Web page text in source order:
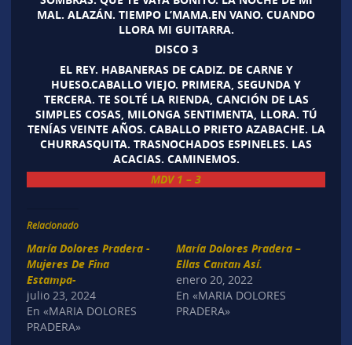
MAL. ALAZÁN. TIEMPO L’MAMA.EN VANO. CUANDO
LLORA MI GUITARRA.
DISCO 3
EL REY. HABANERAS DE CADIZ. DE CARNE Y
HUESO.CABALLO VIEJO. PRIMERA, SEGUNDA Y
TERCERA. TE SOLTÉ LA RIENDA, CANCIÓN DE LAS
SIMPLES COSAS, MILONGA SENTIMENTA, LLORA. TÚ
TENÍAS VEINTE AÑOS. CABALLO PRIETO AZABACHE. LA
CHURRASQUITA. TRASNOCHADOS ESPINELES. LAS
ACACIAS. CAMINEMOS.
MDV 1 – 3
Relacionado
María Dolores Pradera -
Mujeres De Fina
Estampa-
julio 23, 2024
En «MARIA DOLORES
PRADERA»
María Dolores Pradera –
Ellas Cantan Así.
enero 20, 2022
En «MARIA DOLORES
PRADERA»